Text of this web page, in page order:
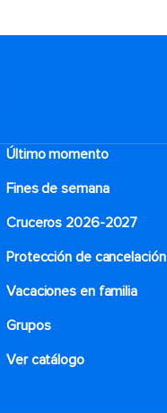
Último momento
Fines de semana
Cruceros 2026-2027
Protección de cancelación
Vacaciones en familia
Grupos
Ver catálogo